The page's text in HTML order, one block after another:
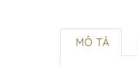
MÔ TẢ